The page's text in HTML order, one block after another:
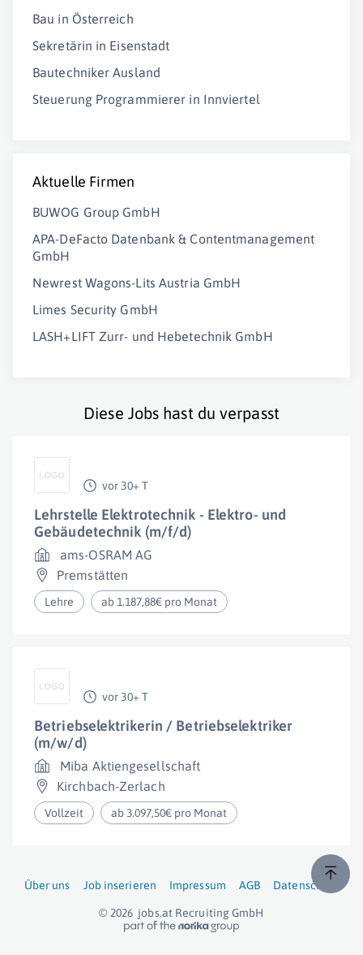
Bau in Österreich
Sekretärin in Eisenstadt
Bautechniker Ausland
Steuerung Programmierer in Innviertel
Aktuelle Firmen
BUWOG Group GmbH
APA-DeFacto Datenbank & Contentmanagement
GmbH
Newrest Wagons-Lits Austria GmbH
Limes Security GmbH
LASH+LIFT Zurr- und Hebetechnik GmbH
Diese Jobs hast du verpasst
vor 30+ T
Lehrstelle Elektrotechnik - Elektro- und
Gebäudetechnik (m/f/d)
ams-OSRAM AG
Premstätten
Lehre ab 1.187,88€ pro Monat
vor 30+ T
Betriebselektrikerin / Betriebselektriker
(m/w/d)
Miba Aktiengesellschaft
Kirchbach-Zerlach
Vollzeit ab 3.097,50€ pro Monat
Über uns Job inserieren Impressum AGB Datenschutz
© 2026 jobs.at Recruiting GmbH